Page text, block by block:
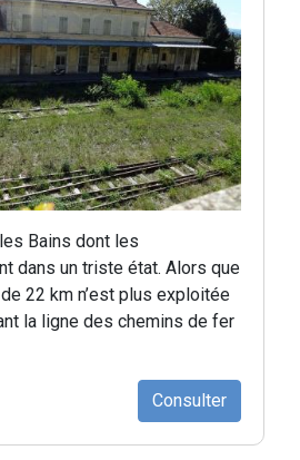
Bains dont les
dans un triste état. Alors que
22 km n’est plus exploitée
la ligne des chemins de fer
Consulter